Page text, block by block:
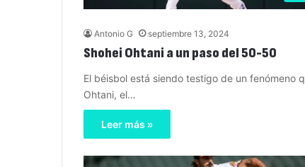
Antonio G septiembre 13, 2024
Shohei Ohtani a un paso del 50-50
El béisbol está siendo testigo de un fenómeno
Ohtani, el…
Leer más »